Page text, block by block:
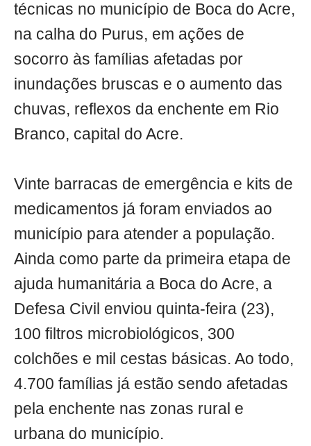
técnicas no município de Boca do Acre,
na calha do Purus, em ações de
socorro às famílias afetadas por
inundações bruscas e o aumento das
chuvas, reflexos da enchente em Rio
Branco, capital do Acre.
Vinte barracas de emergência e kits de
medicamentos já foram enviados ao
município para atender a população.
Ainda como parte da primeira etapa de
ajuda humanitária a Boca do Acre, a
Defesa Civil enviou quinta-feira (23),
100 filtros microbiológicos, 300
colchões e mil cestas básicas. Ao todo,
4.700 famílias já estão sendo afetadas
pela enchente nas zonas rural e
urbana do município.